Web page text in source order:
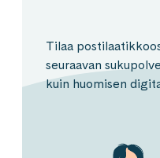
Tilaa
seuraavan
kuin huomisen